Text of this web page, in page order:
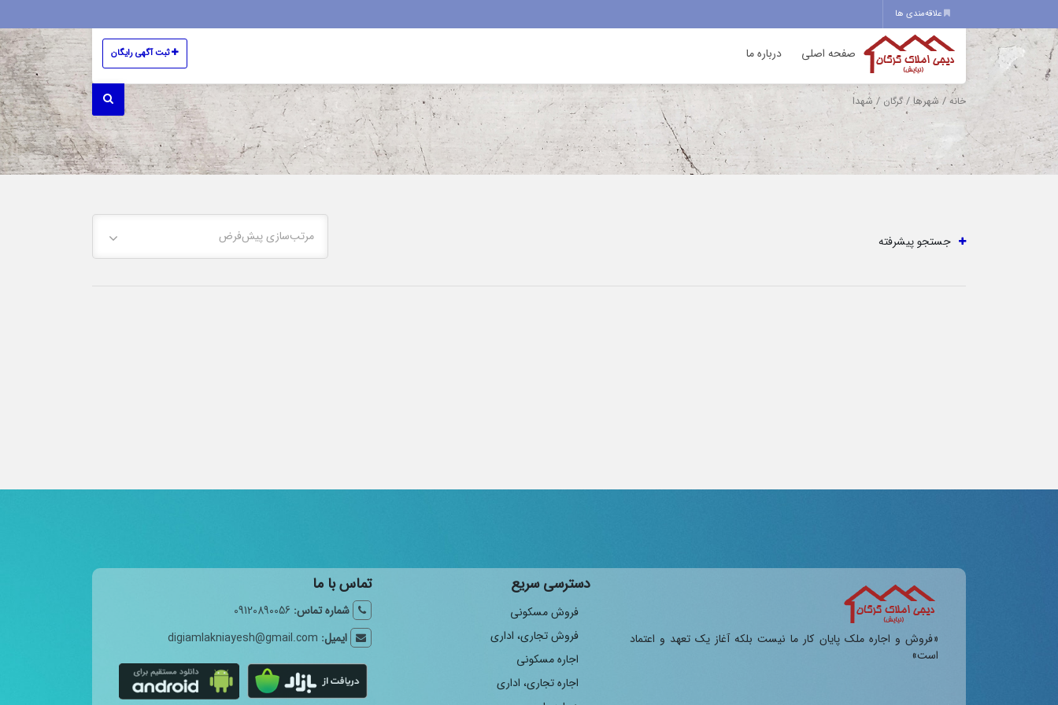
علاقه‌مندی ها
صفحه اصلی درباره ما ثبت آگهی رایگان
خانه / شهرها / گرگان / شهدا
مرتب‌سازی پیش‌فرض جستجو پیشرفته
«فروش و اجاره ملک پایان کار ما نیست بلکه آغاز یک تعهد و اعتماد
است»
دسترسی سریع
فروش مسکونی
فروش تجاری، اداری
اجاره مسکونی
اجاره تجاری، اداری
تماس با ما
شماره تماس: 09120890056
ایمیل: digiamlakniayesh@gmail.com